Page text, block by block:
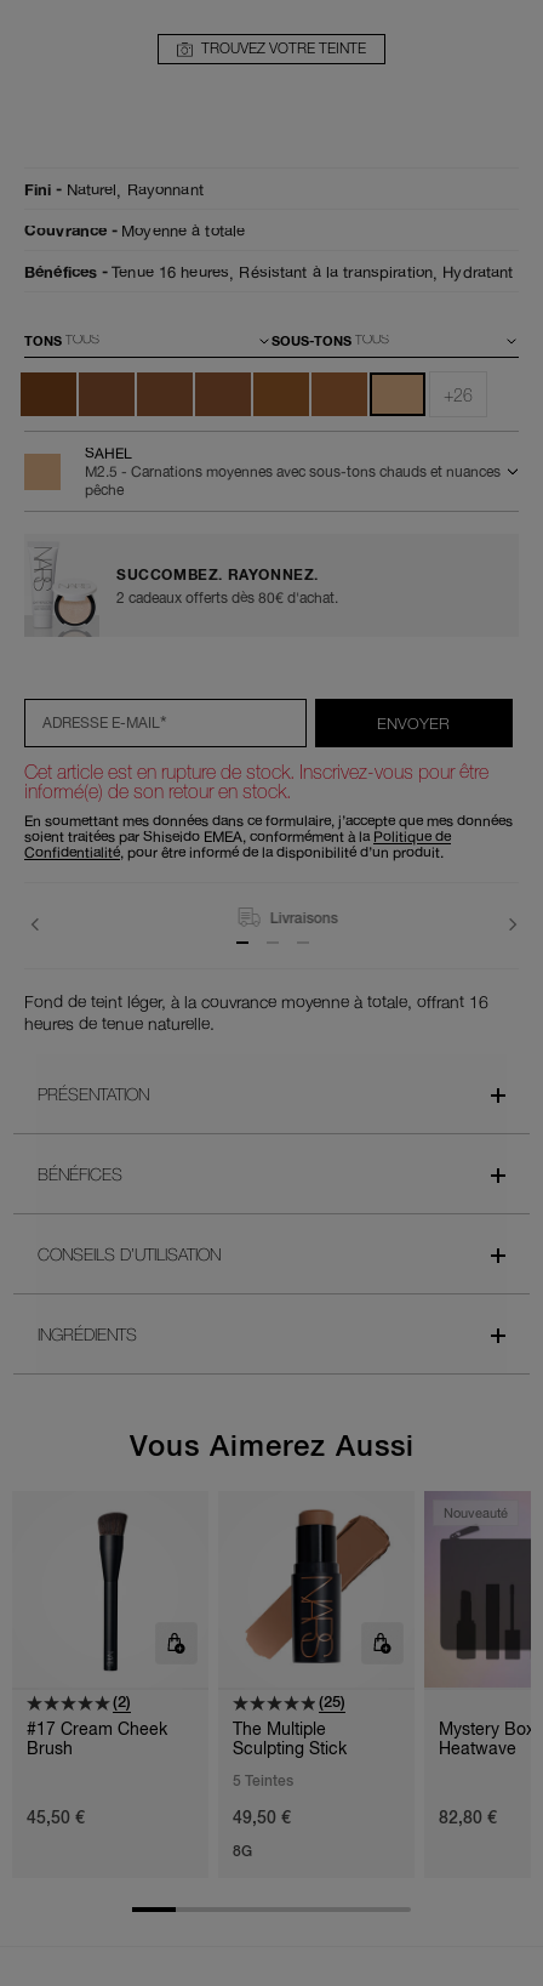
TROUVEZ VOTRE TEINTE
radiant-
foundation-
de
0607845066125
Fini Naturel, Rayonnant
Couvrance Moyenne à totale
Bénéfices Tenue 16 heures, Résistant à la transpiration, Hydratant
Variations
TONS SOUS-TONS
+26
SAHEL
M2.5 - Carnations moyennes avec sous-tons chauds et nuances
pêche
SUCCOMBEZ. RAYONNEZ.
2 cadeaux offerts dès 80€ d'achat.
options
les
produits
*
ADRESSE E-MAIL ENVOYER
Cet article est en rupture de stock. Inscrivez-vous pour être
informé(e) de son retour en stock.
En soumettant mes données dans ce formulaire, j’accepte que mes données
soient traitées par Shiseido EMEA, conformément à la Politique de
Confidentialité, pour être informé de la disponibilité d’un produit.
Livraisons
Fond de teint léger, à la couvrance moyenne à totale, offrant 16
heures de tenue naturelle.
PRÉSENTATION
BÉNÉFICES
CONSEILS D’UTILISATION
INGRÉDIENTS
Vous Aimerez Aussi
(2)
#17 Cream Cheek
Brush
45,50 €
(25)
The Multiple
Sculpting Stick
5 Teintes
49,50 €
8G
Nouveauté
Mystery Box
Heatwave
82,80 €